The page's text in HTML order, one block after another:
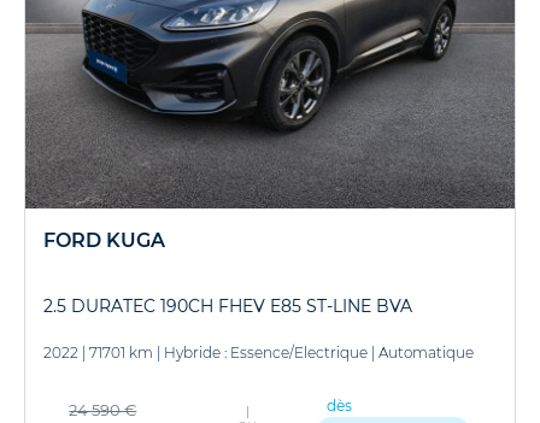
FORD KUGA
2.5 DURATEC 190CH FHEV E85 ST-LINE BVA
2022 71701 km Hybride : Essence/Electrique Automatique
24 590 € dès